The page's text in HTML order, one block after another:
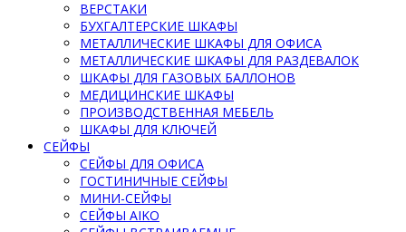
ВЕРСТАКИ
БУХГАЛТЕРСКИЕ ШКАФЫ
МЕТАЛЛИЧЕСКИЕ ШКАФЫ ДЛЯ ОФИСА
МЕТАЛЛИЧЕСКИЕ ШКАФЫ ДЛЯ РАЗДЕВАЛОК
ШКАФЫ ДЛЯ ГАЗОВЫХ БАЛЛОНОВ
МЕДИЦИНСКИЕ ШКАФЫ
ПРОИЗВОДСТВЕННАЯ МЕБЕЛЬ
ШКАФЫ ДЛЯ КЛЮЧЕЙ
СЕЙФЫ
СЕЙФЫ ДЛЯ ОФИСА
ГОСТИНИЧНЫЕ СЕЙФЫ
МИНИ-СЕЙФЫ
СЕЙФЫ AIKO